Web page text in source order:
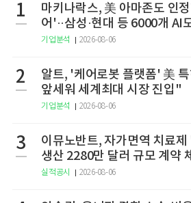
1
마키나락스, 美 아마존도 인
어'··삼성·현대 등 6000개 AI
기업분석 2026-08-06
2
알트, '케어로봇 플랫폼' 美
앞세워 세계최대 시장 진입"
기업분석 2026-08-06
3
이뮤노반트, 자가면역 치료
생산 2280만 달러 규모 계약
실적공시 2026-08-06